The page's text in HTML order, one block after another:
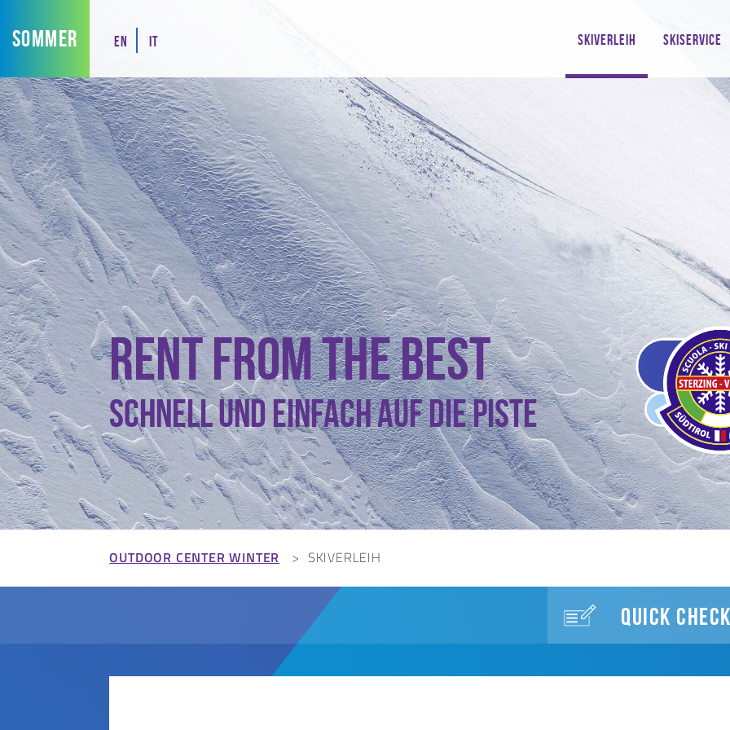
SOMMER EN IT SKIVERLEIH SKISERVICE
Rent from the best
Schnell und einfach auf die Piste
OUTDOOR CENTER WINTER SKIVERLEIH
QUICK